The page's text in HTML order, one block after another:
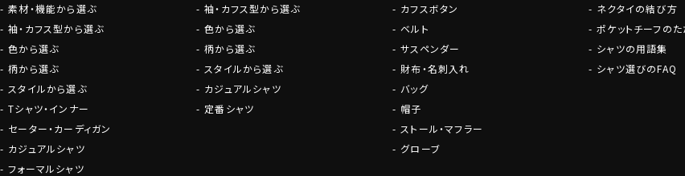
素材・機能から選ぶ
袖・カフス型から選ぶ
色から選ぶ
柄から選ぶ
スタイルから選ぶ
Tシャツ・インナー
セーター・カーディガン
カジュアルシャツ
フォーマルシャツ
袖・カフス型から選ぶ
色から選ぶ
柄から選ぶ
スタイルから選ぶ
カジュアルシャツ
定番シャツ
カフスボタン
ベルト
サスペンダー
財布・名刺入れ
バッグ
帽子
ストール・マフラー
グローブ
ネクタイの結び方
ポケットチーフの
シャツの用語集
シャツ選びのFAQ